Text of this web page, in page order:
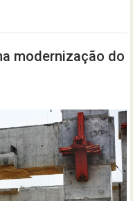
modernização do